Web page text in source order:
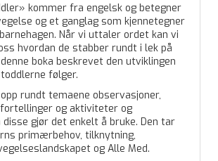
kommer fra engelsk og betegner
og et ganglag som kjennetegner
Når vi uttaler ordet kan vi
hvordan de stabber rundt i lek på
boka beskrevet den utviklingen
følger.
rundt temaene observasjoner,
og aktiviteter og
gjør det enkelt å bruke. Den tar
primærbehov, tilknytning,
og Alle Med.